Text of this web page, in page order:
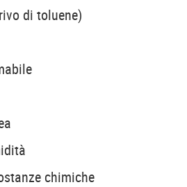
di toluene)
chimiche